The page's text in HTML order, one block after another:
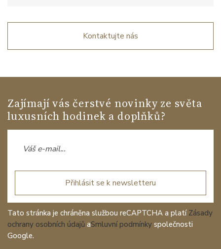
Kontaktujte nás
Zajímají vás čerstvé novinky ze světa
luxusních hodinek a doplňků?
Přihlásit se k newsletteru
Tato stránka je chráněna službou reCAPTCHA a platí Zásady
ochrany osobních údajů aSmluvní podmínky společnosti
Google.